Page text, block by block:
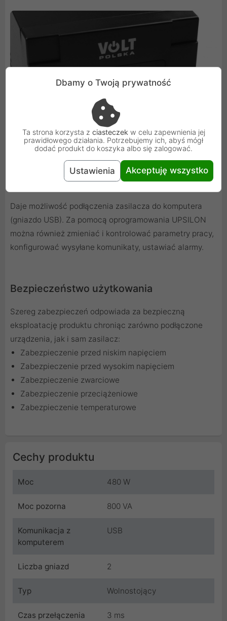
Oprogramowanie UPSILON
Daje możliwość podłączenia zasilacza do komputera
(gniazdo USB). Za pomocą oprogramowania UPSILON
można również zmieniać i kontrolować parametry pracy,
konfigurować wysyłane komunikaty, ustawiać alarmy.
Bezpieczeństwo użytkowania
Szereg zabezpieczeń odpowiada za bezpieczną
eksploatację produktu chroniąc zarówno podłączone
urządzenia, jak i sam zasilacz:
Zabezpieczenie przed niskim napięciem
Zabezpieczenie przed wysokim napięciem
Zabezpieczenie zwarciowe
Zabezpieczenie przeciążeniowe
Zabezpieczenie temperaturowe
Cechy produktu
Moc 480 W
Moc pozorna 800 VA
Komunikacja z
komputerem
USB
Liczba gniazd 2
Typ Wolnostojący
Czas przełączenia 3 ms
Dbamy o Twoją prywatność
Ta strona korzysta z ciasteczek w celu zapewnienia jej
prawidłowego działania. Potrzebujemy ich, abyś mógł
dodać produkt do koszyka albo się zalogować.
Ustawienia Akceptuję wszystko